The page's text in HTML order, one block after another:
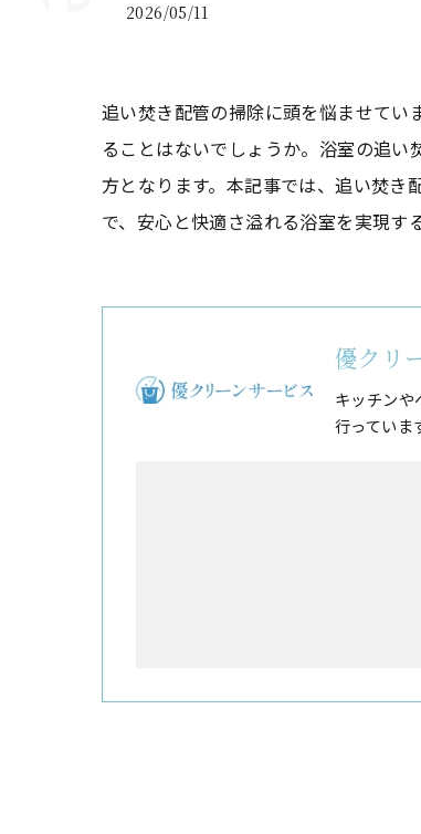
2026/05/11
追い焚き配管の掃除に頭を悩ませてい
ることはないでしょうか。浴室の追
方となります。本記事では、追い焚き
で、安心と快適さ溢れる浴室を実現す
優クリ
キッチンや
行っていま